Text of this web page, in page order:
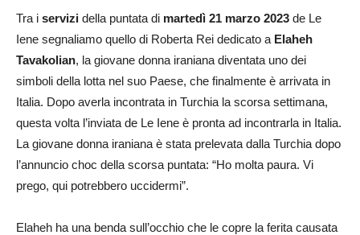
Tra i servizi della puntata di martedì 21 marzo 2023 de Le
Iene segnaliamo quello di Roberta Rei dedicato a Elaheh
Tavakolian, la giovane donna iraniana diventata uno dei
simboli della lotta nel suo Paese, che finalmente è arrivata in
Italia. Dopo averla incontrata in Turchia la scorsa settimana,
questa volta l’inviata de Le Iene è pronta ad incontrarla in Italia.
La giovane donna iraniana è stata prelevata dalla Turchia dopo
l’annuncio choc della scorsa puntata: “Ho molta paura. Vi
prego, qui potrebbero uccidermi”.
Elaheh ha una benda sull’occhio che le copre la ferita causata